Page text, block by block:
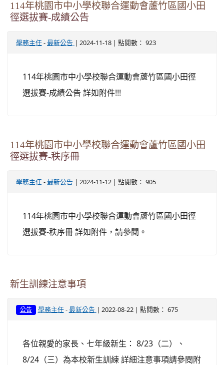
114年桃園市中小學校聯合運動會蘆竹區國小田
徑選拔賽-成績公告
學務主任 - 最新公告 | 2024-11-18 | 點閱數： 923
114年桃園市中小學校聯合運動會蘆竹區國小田徑
選拔賽-成績公告 詳如附件!!!
114年桃園市中小學校聯合運動會蘆竹區國小田
徑選拔賽-秩序冊
學務主任 - 最新公告 | 2024-11-12 | 點閱數： 905
114年桃園市中小學校聯合運動會蘆竹區國小田徑
選拔賽-秩序冊 詳如附件，請參閱。
新生訓練注意事項
公告 學務主任- 最新公告 | 2022-08-22 | 點閱數： 675
各位親愛的家長、七年級新生： 8/23（二）、
8/24（三）為本校新生訓練 詳細注意事項請參閱附